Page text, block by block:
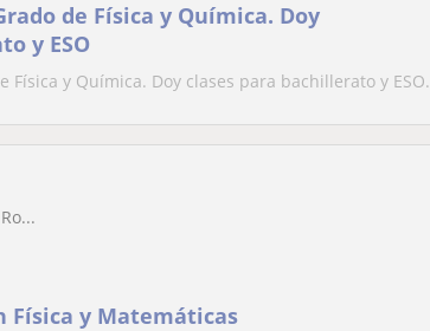
de Física y Química. Doy
y ESO
Física y Química. Doy clases para bachillerato y ESO.
Física y Matemáticas